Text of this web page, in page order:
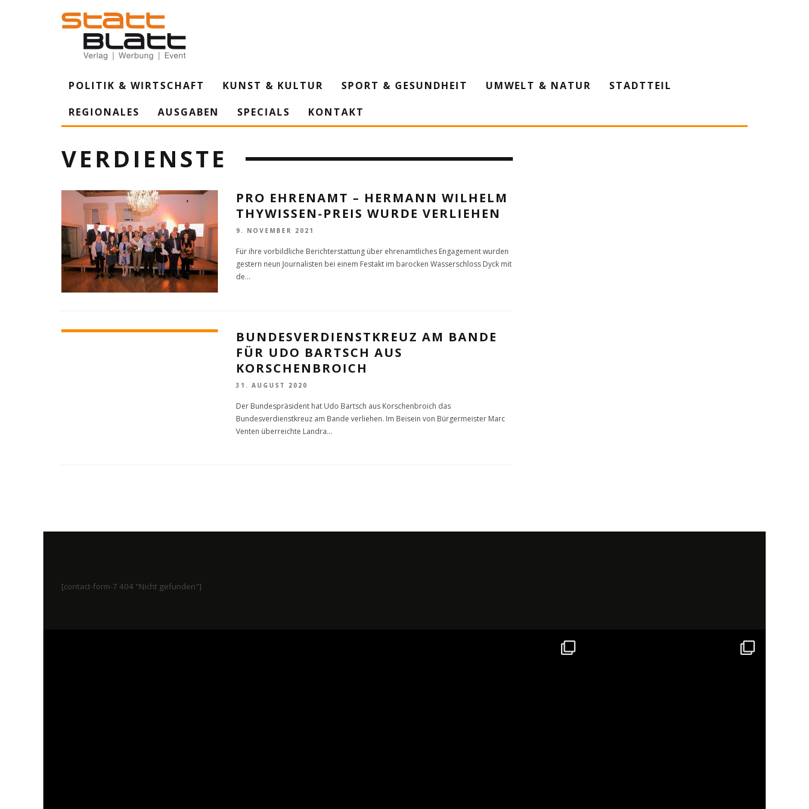
POLITIK & WIRTSCHAFT KUNST & KULTUR SPORT & GESUNDHEIT UMWELT & NATUR
STADTTEIL
REGIONALES
AUSGABEN SPECIALS KONTAKT
VERDIENSTE
PRO EHRENAMT – HERMANN WILHELM
THYWISSEN-PREIS WURDE VERLIEHEN
9. NOVEMBER 2021
Für ihre vorbildliche Berichterstattung über ehrenamtliches Engagement wurden
gestern neun Journalisten bei einem Festakt im barocken Wasserschloss Dyck mit
de...
BUNDESVERDIENSTKREUZ AM BANDE
FÜR UDO BARTSCH AUS
KORSCHENBROICH
31. AUGUST 2020
Der Bundespräsident hat Udo Bartsch aus Korschenbroich das
Bundesverdienstkreuz am Bande verliehen. Im Beisein von Bürgermeister Marc
Venten überreichte Landra...
[contact-form-7 404 "Nicht gefunden"]